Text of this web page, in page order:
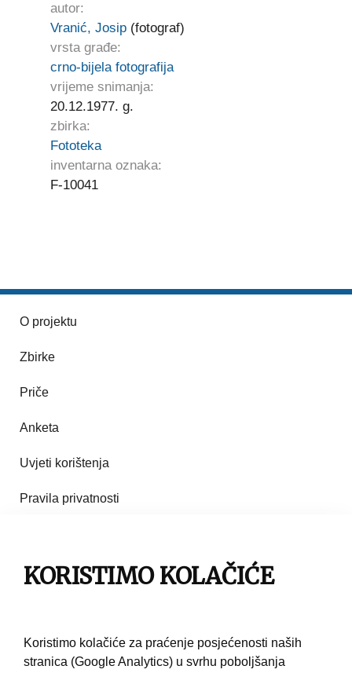
autor:
Vranić, Josip(fotograf)
vrsta građe:
crno-bijela fotografija
vrijeme snimanja:
20.12.1977. g.
zbirka:
Fototeka
inventarna oznaka:
F-10041
O projektu
Zbirke
Priče
Anketa
Uvjeti korištenja
Pravila privatnosti
Pravila korištenja
KORISTIMO KOLAČIĆE
Koristimo kolačiće za praćenje posjećenosti naših
stranica (Google Analytics) u svrhu poboljšanja